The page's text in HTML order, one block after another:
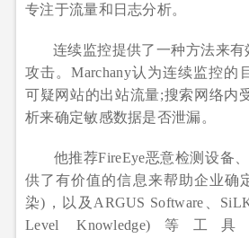
专注于流量和日志分析。
连续监控提供了一种方法来
攻击。Marchany认为连续监控的
可疑网站的出站流量;搜索网络内
析来确定敏感数据是否泄漏。
他推荐FireEye恶意检测设备
供了有价值的信息来帮助企业确
染)，以及ARGUS Software、
Level Knowledge)等